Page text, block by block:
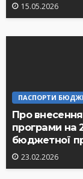
15.05.2026
ПАСПОРТИ
Про
програми на
бюджетної
23.02.2026